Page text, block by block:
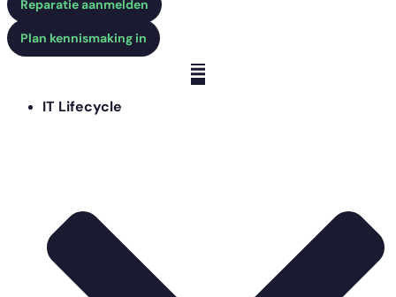
Reparatie aanmelden
Plan kennismaking in
IT Lifecycle